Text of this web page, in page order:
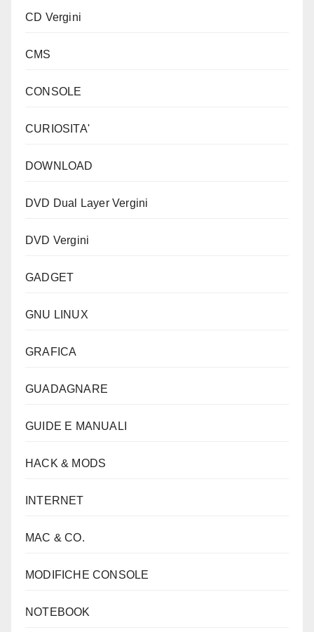
CD Vergini
CMS
CONSOLE
CURIOSITA'
DOWNLOAD
DVD Dual Layer Vergini
DVD Vergini
GADGET
GNU LINUX
GRAFICA
GUADAGNARE
GUIDE E MANUALI
HACK & MODS
INTERNET
MAC & CO.
MODIFICHE CONSOLE
NOTEBOOK